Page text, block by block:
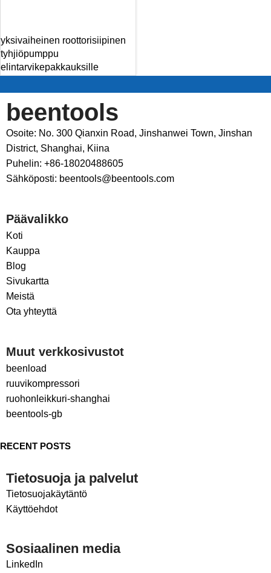
yksivaiheinen roottorisiipinen
tyhjiöpumppu
elintarvikepakkauksille
beentools
Osoite: No. 300 Qianxin Road, Jinshanwei Town, Jinshan
District, Shanghai, Kiina
Puhelin: +86-18020488605
Sähköposti: beentools@beentools.com
Päävalikko
Koti
Kauppa
Blog
Sivukartta
Meistä
Ota yhteyttä
Muut verkkosivustot
beenload
ruuvikompressori
ruohonleikkuri-shanghai
beentools-gb
RECENT POSTS
Tietosuoja ja palvelut
Tietosuojakäytäntö
Käyttöehdot
Sosiaalinen media
LinkedIn